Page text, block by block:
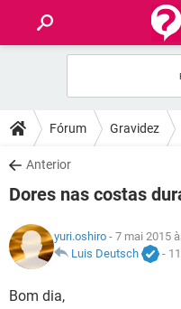
FÓRUM
SAÚDE
NUTRIÇÃO
BEM-ESTAR
Fórum Gravidez
Anterior
Dores nas costas
yuri.oshiro - 7 mai 2015
Luis Deutsch
-
Bom dia,